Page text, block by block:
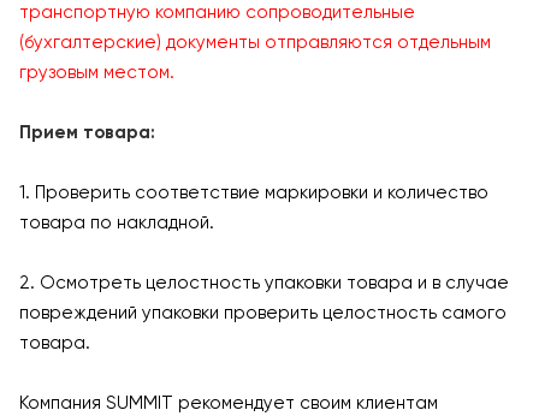
транспортную компанию сопроводительные
(бухгалтерские) документы отправляются отдельным
грузовым местом.
Прием товара:
1. Проверить соответствие маркировки и количество
товара по накладной.
2. Осмотреть целостность упаковки товара и в случае
повреждений упаковки проверить целостность самого
товара.
Компания SUMMIT рекомендует своим клиентам